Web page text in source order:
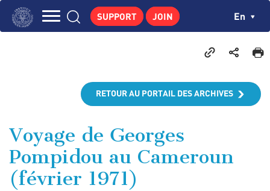
Skip
CENTRE DE RECHERCHES
PUBLICATIONS
NEWS
PEDAGOGICAL AREA
SUPPORT JOIN En
RETOUR AU PORTAIL DES ARCHIVES
Voyage de Georges
Pompidou au Cameroun
(février 1971)
Cookies management panel